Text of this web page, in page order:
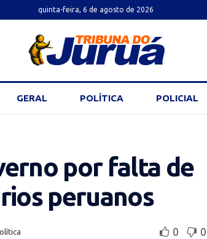
quinta-feira, 6 de agosto de 2026
GERAL POLÍTICA POLICIAL
por falta de
peruanos
0 0